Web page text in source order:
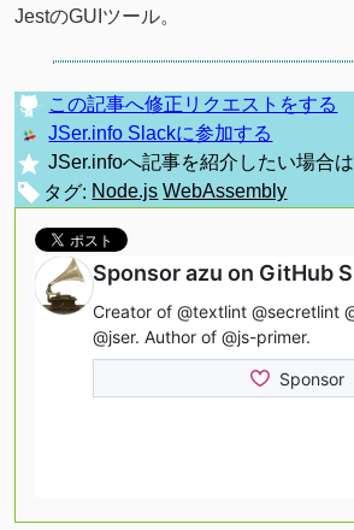
JestのGUIツール。
この記事へ修正リクエストをする
JSer.info Slackに参加する
JSer.infoへ記事を紹介したい場合は
タグ: Node.js WebAssembly